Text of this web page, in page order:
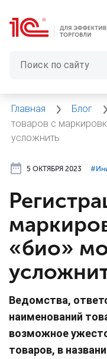
Главная Блог
товаров с
усложнить
5 ОКТЯБРЯ 2023
«био»
Ведомства,
наименований
возможное
товаров, в